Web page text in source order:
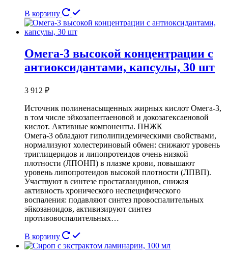
В корзину
Омега-3 высокой концентрации с
антиоксидантами, капсулы, 30 шт
3 912 ₽
Источник полиненасыщенных жирных кислот Омега-3,
в том числе эйкозапентаеновой и докозагексаеновой
кислот. Активные компоненты. ПНЖК
Омега-3 обладают гиполипидемическими свойствами,
нормализуют холестериновый обмен: снижают уровень
триглицеридов и липопротеидов очень низкой
плотности (ЛПОНП) в плазме крови, повышают
уровень липопротеидов высокой плотности (ЛПВП).
Участвуют в синтезе простагландинов, снижая
активность хронического неспецифического
воспаления: подавляют синтез провоспалительных
эйкозаноидов, активизируют синтез
противовоспалительных…
В корзину